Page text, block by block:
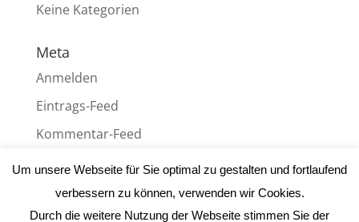
Keine Kategorien
Meta
Anmelden
Eintrags-Feed
Kommentar-Feed
WordPress.org
Um unsere Webseite für Sie optimal zu gestalten und fortlaufend
verbessern zu können, verwenden wir Cookies.
Durch die weitere Nutzung der Webseite stimmen Sie der